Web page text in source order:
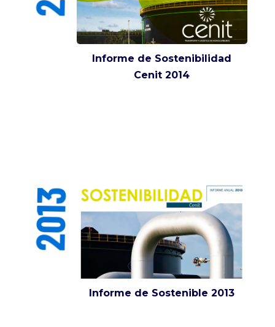
Informe de Sostenibilidad
Cenit 2014
2013
Informe de Sostenible 2013